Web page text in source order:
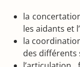
la
les aidants et
la
des différents